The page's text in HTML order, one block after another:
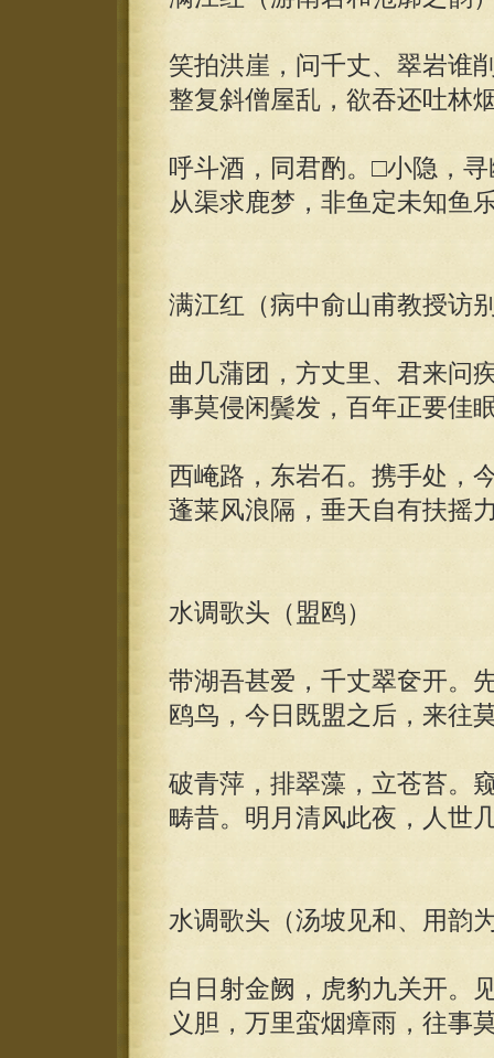
笑拍洪崖，问千丈、翠岩谁
整复斜僧屋乱，欲吞还吐林
呼斗酒，同君酌。□小隐，
从渠求鹿梦，非鱼定未知鱼
满江红（病中俞山甫教授访
曲几蒲团，方丈里、君来问
事莫侵闲鬓发，百年正要佳
西崦路，东岩石。携手处，
蓬莱风浪隔，垂天自有扶摇
水调歌头（盟鸥）
带湖吾甚爱，千丈翠奁开。
鸥鸟，今日既盟之后，来往
破青萍，排翠藻，立苍苔。
畴昔。明月清风此夜，人世
水调歌头（汤坡见和、用韵
白日射金阙，虎豹九关开。
义胆，万里蛮烟瘴雨，往事